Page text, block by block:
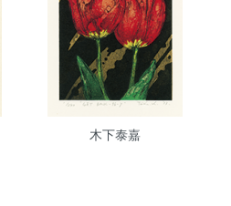
木下泰嘉